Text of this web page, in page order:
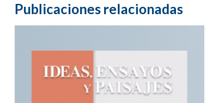
Publicaciones relacionadas